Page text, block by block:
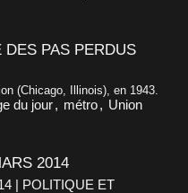
PAS PERDUS
(Chicago, Illinois), en 1943.
du jour, métro, Union
2014
| POLITIQUE ET